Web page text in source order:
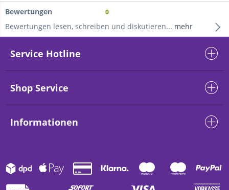
Bewertungen 0
Bewertungen lesen, schreiben und diskutieren... mehr
Service Hotline
Shop Service
Informationen